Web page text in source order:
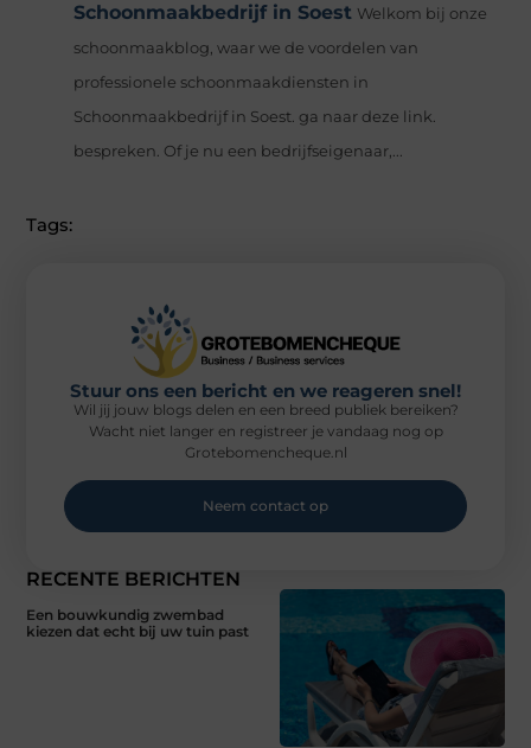
Schoonmaakbedrijf in Soest Welkom bij onze
schoonmaakblog, waar we de voordelen van
professionele schoonmaakdiensten in
Schoonmaakbedrijf in Soest. ga naar deze link.
bespreken. Of je nu een bedrijfseigenaar,...
Tags:
RECENTE BERICHTEN
Een bouwkundig zwembad
kiezen dat echt bij uw tuin past
Stuur ons een bericht en we reageren snel!
Wil jij jouw blogs delen en een breed publiek bereiken?
Wacht niet langer en registreer je vandaag nog op
Grotebomencheque.nl
Neem contact op